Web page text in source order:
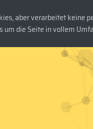
PRODUKTE
aber verarbeitet keine
um die Seite in vollem